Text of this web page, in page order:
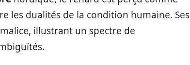
les dualités de la condition humaine. Ses
illustrant un spectre de